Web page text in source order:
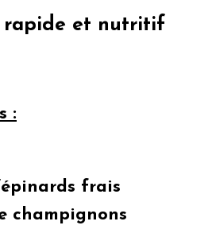
rapide et nutritif
:
frais
champignons